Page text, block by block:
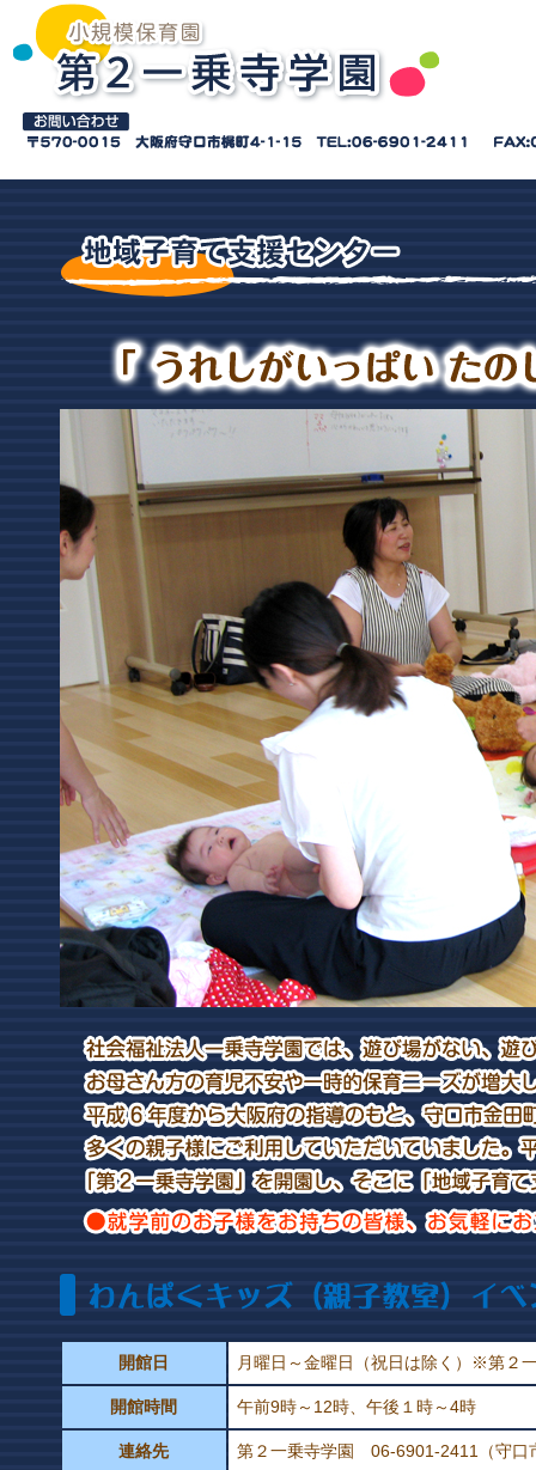
開館日 月曜日～金曜日（祝日は除く）※第２
開館時間 午前9時～12時、午後１時～4時
連絡先 第２一乗寺学園 06-6901-2411（守口